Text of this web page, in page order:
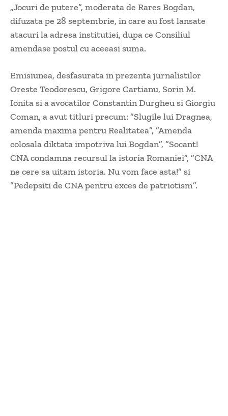
„Jocuri de putere”, moderata de Rares Bogdan,
difuzata pe 28 septembrie, in care au fost lansate
atacuri la adresa institutiei, dupa ce Consiliul
amendase postul cu aceeasi suma.
Emisiunea, desfasurata in prezenta jurnalistilor
Oreste Teodorescu, Grigore Cartianu, Sorin M.
Ionita si a avocatilor Constantin Durgheu si Giorgiu
Coman, a avut titluri precum: ”Slugile lui Dragnea,
amenda maxima pentru Realitatea”, ”Amenda
colosala diktata impotriva lui Bogdan”, ”Socant!
CNA condamna recursul la istoria Romaniei”, ”CNA
ne cere sa uitam istoria. Nu vom face asta!” si
”Pedepsiti de CNA pentru exces de patriotism”.